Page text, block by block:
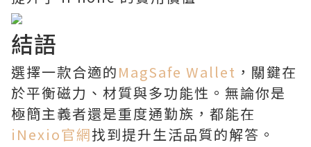
結語
選擇一款合適的MagSafe Wallet ，關鍵在
於平衡磁力、材質與多功能性。無論你是
極簡主義者還是重度通勤族，都能在
iNexio官網找到提升生活品質的解答。